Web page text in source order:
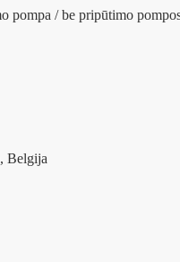
pompa / be pripūtimo
Belgija